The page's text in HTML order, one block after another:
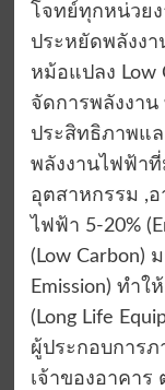
โจทย์ทุกหน่วย
ประหยัดพลังง
หม้อแปลง Low
จัดการพลังงาน
ประสิทธิภาพแ
พลังงานไฟฟ้า
อุตสาหกรรม ,
ไฟฟ้า 5-20%
(Low Carbon)
Emission) ทำ
(Long Life
ผู้ประกอบการ
เจ้าของอาคาร